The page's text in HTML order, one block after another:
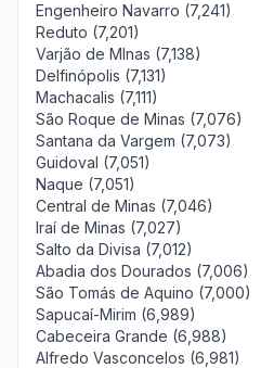
Engenheiro Navarro (7,241)
Reduto (7,201)
Varjão de MInas (7,138)
Delfinópolis (7,131)
Machacalis (7,111)
São Roque de Minas (7,076)
Santana da Vargem (7,073)
Guidoval (7,051)
Naque (7,051)
Central de Minas (7,046)
Iraí de Minas (7,027)
Salto da Divisa (7,012)
Abadia dos Dourados (7,006)
São Tomás de Aquino (7,000)
Sapucaí-Mirim (6,989)
Cabeceira Grande (6,988)
Alfredo Vasconcelos (6,981)